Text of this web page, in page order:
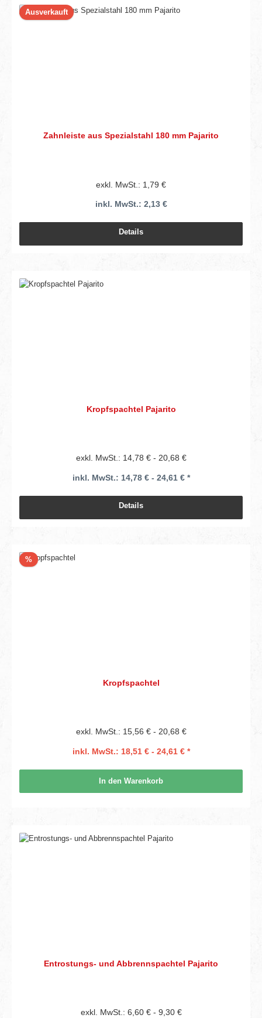
Ausverkauft
Zahnleiste aus Spezialstahl 180 mm Pajarito
exkl. MwSt.: 1,79 €
inkl. MwSt.: 2,13 €
Details
Kropfspachtel Pajarito
exkl. MwSt.: 14,78 € - 20,68 €
inkl. MwSt.: 14,78 € - 24,61 € *
Details
%Rabatt
Kropfspachtel
exkl. MwSt.: 15,56 € - 20,68 €
inkl. MwSt.: 18,51 € - 24,61 € *
In den Warenkorb
Entrostungs- und Abbrennspachtel Pajarito
exkl. MwSt.: 6,60 € - 9,30 €